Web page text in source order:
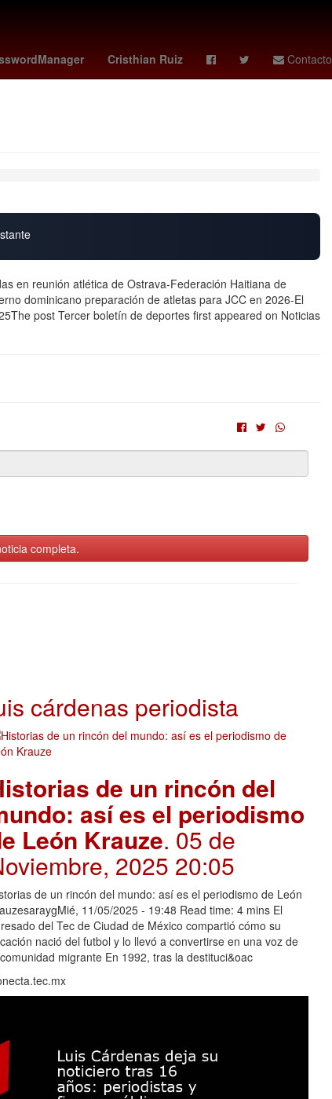
Cristhian Ruiz Contacto
Vázquez Mota Gabriel Quadri 4 de abril
en reunión atlética de Ostrava-Federación Haitiana de
dominicano preparación de atletas para JCC en 2026-El
post Tercer boletín de deportes first appeared on Noticias
completa.
cárdenas periodista
de un rincón del
así es el periodismo
León Krauze. 05 de
2025 20:05
de un rincón del mundo: así es el periodismo de León
11/05/2025 - 19:48 Read time: 4 mins El
del Tec de Ciudad de México compartió cómo su
nació del futbol y lo llevó a convertirse en una voz de
migrante En 1992, tras la destituci&oac